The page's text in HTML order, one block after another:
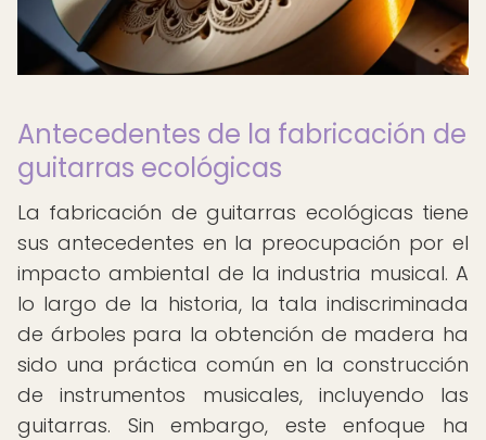
Antecedentes de la fabricación de
guitarras ecológicas
La fabricación de guitarras ecológicas tiene
sus antecedentes en la preocupación por el
impacto ambiental de la industria musical. A
lo largo de la historia, la tala indiscriminada
de árboles para la obtención de madera ha
sido una práctica común en la construcción
de instrumentos musicales, incluyendo las
guitarras. Sin embargo, este enfoque ha